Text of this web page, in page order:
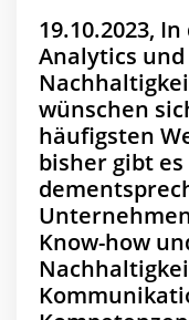
19.10.2023,
Analytics und
wünschen
häufigsten
bisher gibt
Know-how